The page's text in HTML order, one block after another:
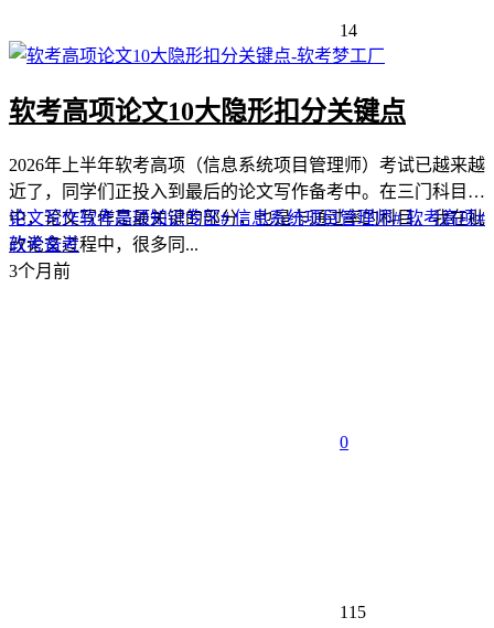
14
软考高项论文10大隐形扣分关键点
2026年上半年软考高项（信息系统项目管理师）考试已越来越
近了，同学们正投入到最后的论文写作备考中。在三门科目
中，论文写作是最关键的部分，也是卡通过率的科目。我在批
改论文过程中，很多同...
论文写作软考高项知识专区# 信息系统项目管理师# 软考高项#
软考备考
3个月前
0
115